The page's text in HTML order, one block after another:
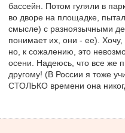
бассейн. Потом гуляли в
во дворе на площадке,
смысле) с разноязычными
понимает их, они - ее).
но, к сожалению, это
осени. Надеюсь, что все же
другому! (В России я тоже
СТОЛЬКО времени она